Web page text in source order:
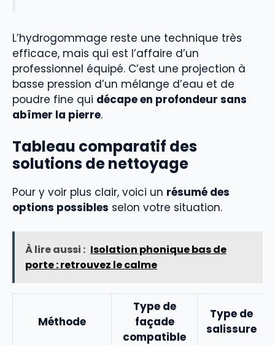
L’hydrogommage reste une technique très
efficace, mais qui est l’affaire d’un
professionnel équipé. C’est une projection à
basse pression d’un mélange d’eau et de
poudre fine qui décape en profondeur sans
abîmer la pierre.
Tableau comparatif des
solutions de nettoyage
Pour y voir plus clair, voici un résumé des
options possibles selon votre situation.
À lire aussi : Isolation phonique bas de
porte : retrouvez le calme
Méthode
Type de
façade
compatible
Type de
salissure